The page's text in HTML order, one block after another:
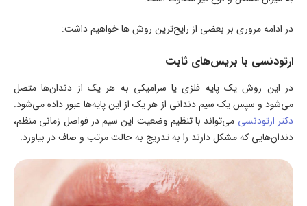
در ادامه مروری بر بعضی از رایج‌ترین روش‌ ها خواهیم داشت:
ارتودنسی با بریس‌های ثابت
در این روش یک پایه فلزی یا سرامیکی به هر یک از دندان‌ها متصل
می‌شود و سپس یک سیم دندانی از هر یک از این پایه‌ها عبور داده می‌شود.
دکتر ارتودنسی می‌تواند با تنظیم وضعیت این سیم در فواصل زمانی منظم،
دندان‌هایی که مشکل دارند را به تدریج به حالت مرتب و صاف در بیاورد.